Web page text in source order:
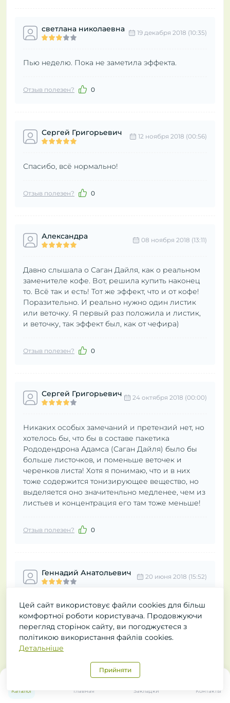
Каталог Главная Закладки Контакты
светлана николаевна 19 декабря 2018 (10:35)
Пью неделю. Пока не заметила эффекта.
Отзыв полезен? 0
Сергей Григорьевич 12 ноября 2018 (00:56)
Спасибо, всё нормально!
Отзыв полезен? 0
Александра 08 ноября 2018 (13:11)
Давно слышала о Саган Дайля, как о реальном
заменителе кофе. Вот, решила купить наконец
то. Всё так и есть! Тот же эффект, что и от кофе!
Поразительно. И реально нужно один листик
или веточку. Я первый раз положила и листик,
и веточку, так эффект был, как от чефира)
Отзыв полезен? 0
Сергей Григорьевич 24 октября 2018 (00:00)
Никаких особых замечаний и претензий нет, но
хотелось бы, что бы в составе пакетика
Рододендрона Адамса (Саган Дайля) было бы
больше листочков, и поменьше веточек и
черенков листа! Хотя я понимаю, что и в них
тоже содержится тонизирующее вещество, но
выделяется оно значитенльно медленее, чем из
листьев и концентрация его там тоже меньше!
Отзыв полезен? 0
Геннадий Анатольевич 20 июня 2018 (15:52)
Вкус и запах чая меняется, а вот бодрости пока
не добавляет.Наверное малая доза по
инструкции получается.Будем
эксперементировать.
0
Цей сайт використовує файли cookies для більш
комфортної роботи користувача. Продовжуючи
перегляд сторінок сайту, ви погоджуєтеся з
політикою використання файлів cookies.
Детальніше
Прийняти